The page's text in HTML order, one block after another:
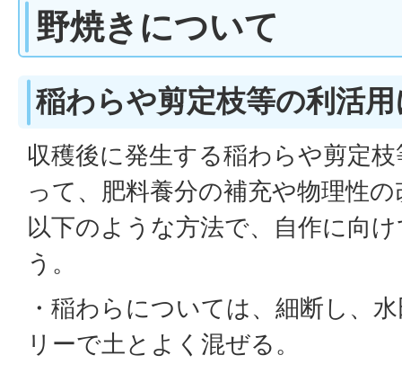
野焼きについて
稲わらや剪定枝等の利活
収穫後に発生する稲わらや剪定
って、肥料養分の補充や物理性
以下のような方法で、自作に向
う。
・稲わらについては、細断し、
リーで土とよく混ぜる。